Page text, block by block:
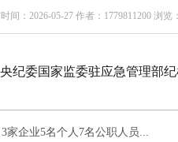
间：2026-05-27 作者：1779811200 浏览
纪委国家监委驻应急管理部
家企业5名个人7名公职人员...